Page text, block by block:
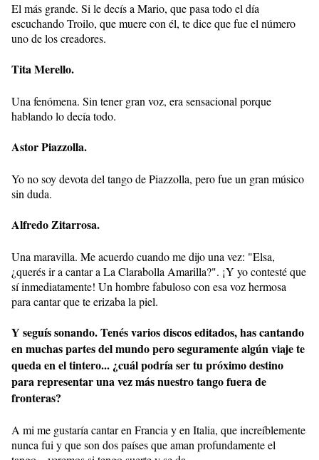
El más grande. Si le decís a Mario, que pasa todo el día
escuchando Troilo, que muere con él, te dice que fue el número
uno de los creadores.
Tita Merello.
Una fenómena. Sin tener gran voz, era sensacional porque
hablando lo decía todo.
Astor Piazzolla.
Yo no soy devota del tango de Piazzolla, pero fue un gran músico
sin duda.
Alfredo Zitarrosa.
Una maravilla. Me acuerdo cuando me dijo una vez: "Elsa,
¿querés ir a cantar a La Clarabolla Amarilla?". ¡Y yo contesté que
sí inmediatamente! Un hombre fabuloso con esa voz hermosa
para cantar que te erizaba la piel.
Y seguís sonando. Tenés varios discos editados, has cantando
en muchas partes del mundo pero seguramente algún viaje te
queda en el tintero... ¿cuál podría ser tu próximo destino
para representar una vez más nuestro tango fuera de
fronteras?
A mi me gustaría cantar en Francia y en Italia, que increíblemente
nunca fui y que son dos países que aman profundamente el